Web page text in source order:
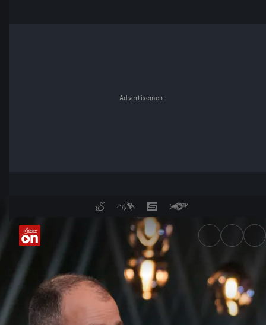
Advertisement
Mit Monika Gruber und Fritz